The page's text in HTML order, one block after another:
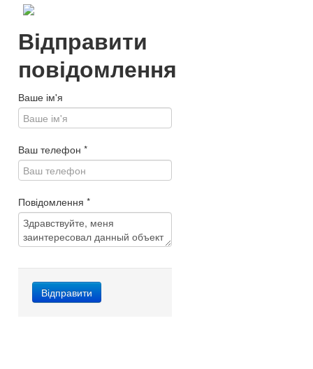
Відправити
повідомлення
Ваше ім'я
Ваш телефон *
Повідомлення *